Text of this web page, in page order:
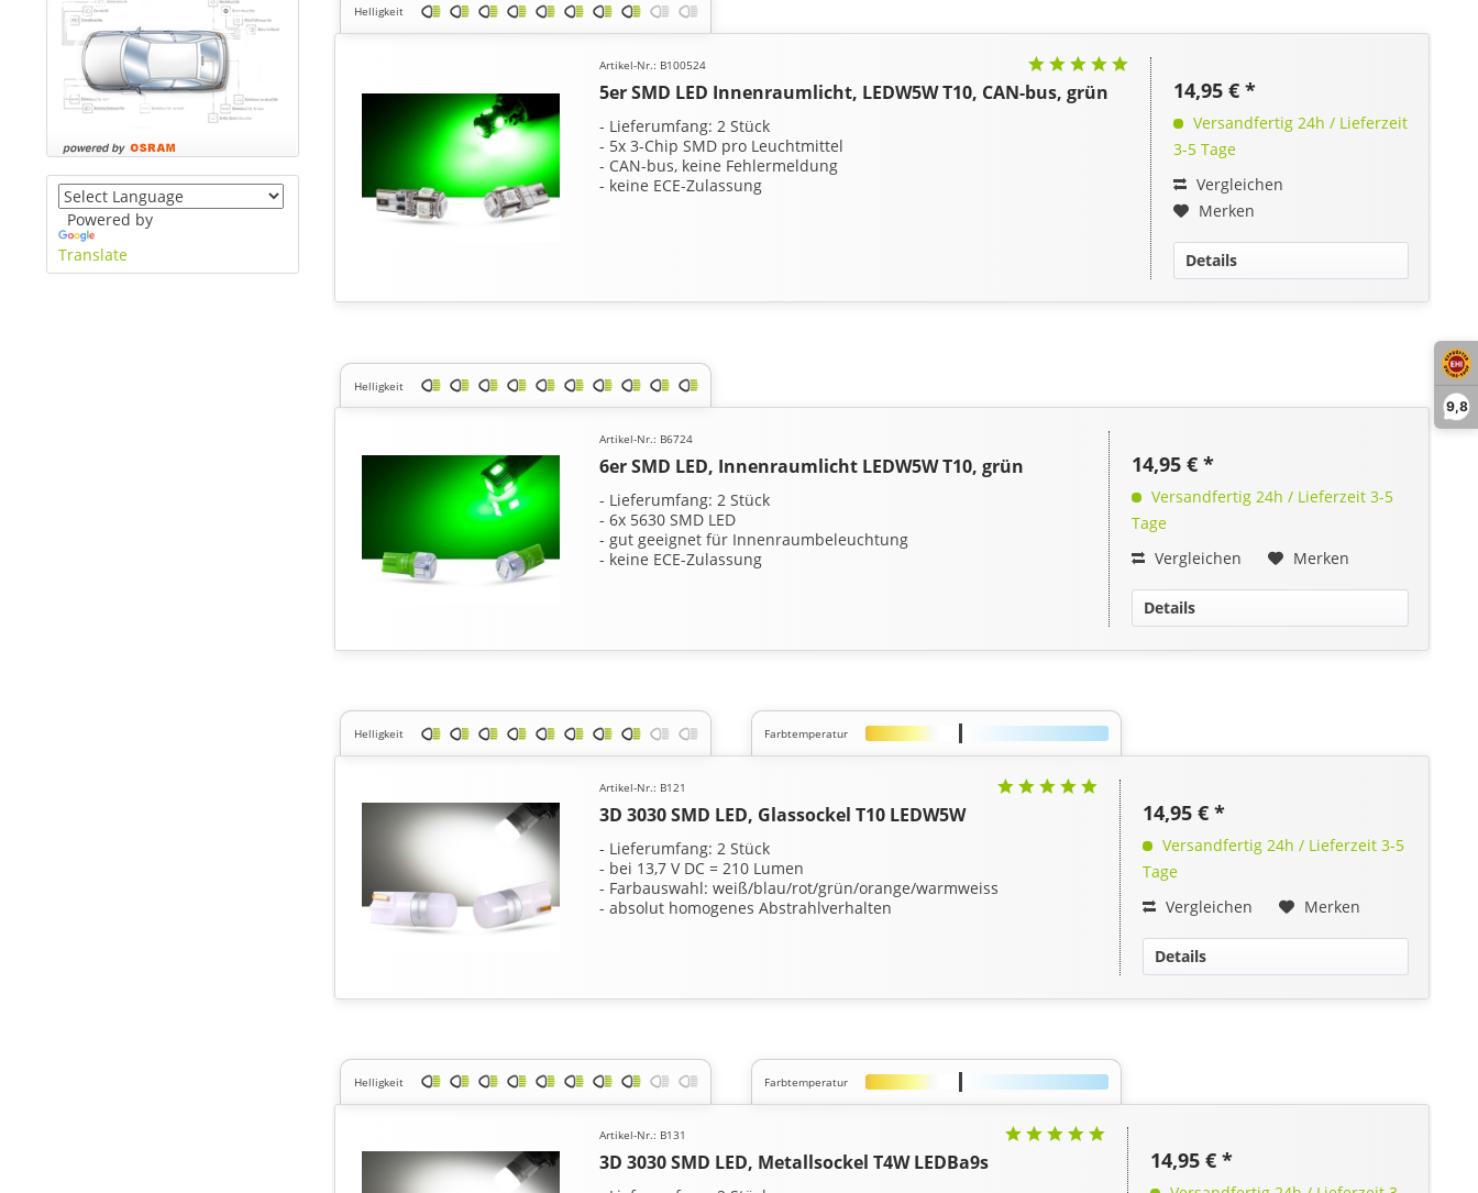
9,8
Powered by
Translate
Helligkeit
Artikel-Nr.: B100524
5er SMD LED Innenraumlicht, LEDW5W T10, CAN-bus, grün
- Lieferumfang: 2 Stück
- 5x 3-Chip SMD pro Leuchtmittel
- CAN-bus, keine Fehlermeldung
- keine ECE-Zulassung
14,95 € *
Versandfertig 24h / Lieferzeit
3-5 Tage
Vergleichen
Merken
Details
Helligkeit
Artikel-Nr.: B6724
6er SMD LED, Innenraumlicht LEDW5W T10, grün
- Lieferumfang: 2 Stück
- 6x 5630 SMD LED
- gut geeignet für Innenraumbeleuchtung
- keine ECE-Zulassung
14,95 € *
Versandfertig 24h / Lieferzeit 3-5
Tage
Vergleichen
Merken
Details
Helligkeit Farbtemperatur
Artikel-Nr.: B121
3D 3030 SMD LED, Glassockel T10 LEDW5W
- Lieferumfang: 2 Stück
- bei 13,7 V DC = 210 Lumen
- Farbauswahl: weiß/blau/rot/grün/orange/warmweiss
- absolut homogenes Abstrahlverhalten
14,95 € *
Versandfertig 24h / Lieferzeit 3-5
Tage
Vergleichen
Merken
Details
Helligkeit Farbtemperatur
Artikel-Nr.: B131
3D 3030 SMD LED, Metallsockel T4W LEDBa9s 14,95 € *